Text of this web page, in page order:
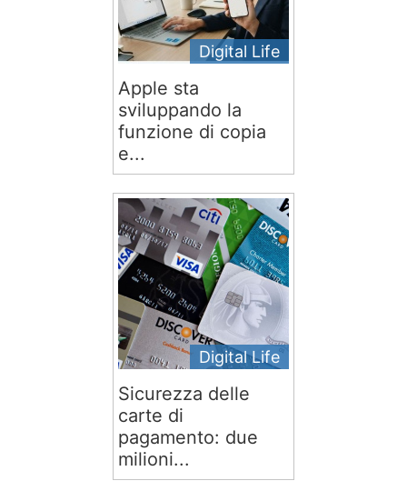
Digital Life
Apple sta
sviluppando la
funzione di copia
e...
Digital Life
Sicurezza delle
carte di
pagamento: due
milioni...